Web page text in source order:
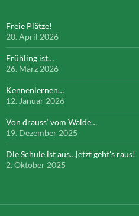
Freie Plätze!
20. April 2026
Frühling ist…
26. März 2026
Kennenlernen…
12. Januar 2026
Von drauss‘ vom Walde…
19. Dezember 2025
Die Schule ist aus…jetzt geht’s raus!
2. Oktober 2025